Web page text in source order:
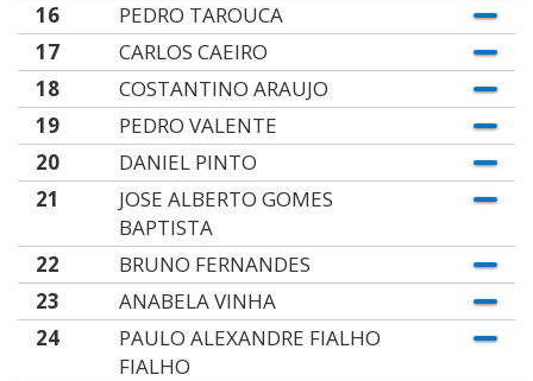
16
PEDRO TAROUCA
17
CARLOS CAEIRO
18
COSTANTINO ARAUJO
19
PEDRO VALENTE
20
DANIEL PINTO
21
JOSE ALBERTO GOMES
BAPTISTA
22
BRUNO FERNANDES
23
ANABELA VINHA
24
PAULO ALEXANDRE FIALHO
FIALHO